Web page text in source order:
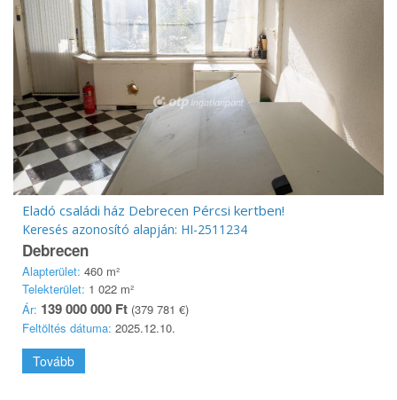
Eladó családi ház Debrecen Pércsi kertben!
Keresés azonosító alapján: HI-2511234
Debrecen
Alapterület: 460 m²
Telekterület: 1 022 m²
Ár: 139 000 000 Ft (379 781 €)
Feltöltés dátuma: 2025.12.10.
Tovább